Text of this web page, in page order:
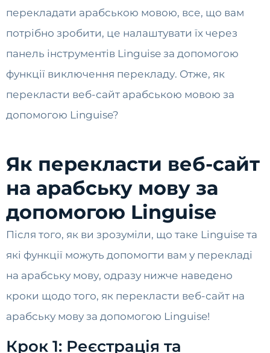
перекладати арабською мовою, все, що вам
потрібно зробити, це налаштувати їх через
панель інструментів Linguise за допомогою
функції виключення перекладу. Отже, як
перекласти веб-сайт арабською мовою за
допомогою Linguise?
Як перекласти веб-сайт
на арабську мову за
допомогою Linguise
Після того, як ви зрозуміли, що таке Linguise та
які функції можуть допомогти вам у перекладі
на арабську мову, одразу нижче наведено
кроки щодо того, як перекласти веб-сайт на
арабську мову за допомогою Linguise!
Крок 1: Реєстрація та